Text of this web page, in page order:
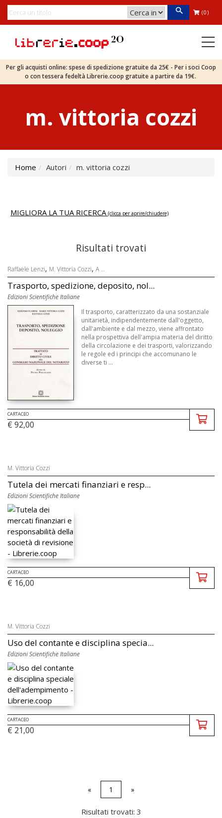
(0)
Per gli acquisti online: spese di spedizione gratuite da 25€ - Per i soci Coop
o con tessera fedeltà Librerie.coop gratuite a partire da 19€.
m. vittoria cozzi
Home Autori m. vittoria cozzi
MIGLIORA LA TUA RICERCA (clicca per aprire/chiudere)
Risultati trovati
Raffaele Lenzi, M. Vittoria Cozzi, A ...
Trasporto, spedizione, deposito, nol...
Edizioni Scientifiche Italiane
Il trasporto, caratterizzato da una sostanziale
unitarietà, indipendentemente dall'oggetto,
dall'ambiente e dal mezzo, viene affrontato
nella prospettiva dell'ampia materia del diritto
della circolazione e dei trasporti, valorizzando
le regole ed i principi che accomunano le
diverse ti ...
CARTACEO
€ 92,00
M. Vittoria Cozzi
Tutela dei mercati finanziari e resp...
Edizioni Scientifiche Italiane
CARTACEO
€ 16,00
M. Vittoria Cozzi
Uso del contante e disciplina specia...
Edizioni Scientifiche Italiane
CARTACEO
€ 21,00
« 1 »
Risultati trovati: 3